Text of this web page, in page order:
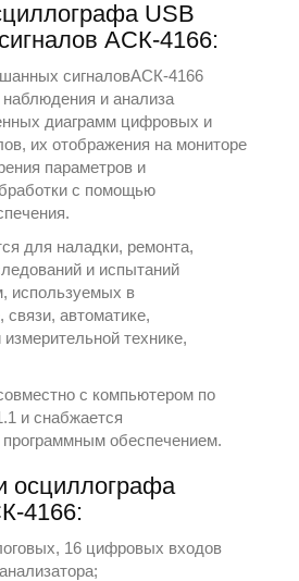
USB
АСК-4166:
сигналовАСК-4166
и анализа
диаграмм цифровых и
их отображения на мониторе
параметров и
с помощью
для наладки, ремонта,
и испытаний
используемых в
связи, автоматике,
технике,
с компьютером по
и снабжается
обеспечением.
осциллографа
4166:
16 цифровых входов